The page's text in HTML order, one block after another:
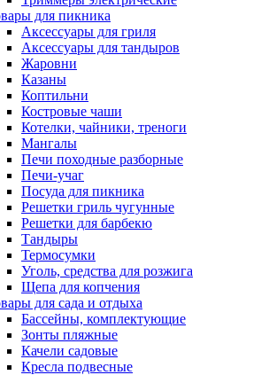
для пикника
Аксессуары для гриля
Аксессуары для тандыров
Жаровни
Казаны
Коптильни
Костровые чаши
Котелки, чайники, треноги
Мангалы
Печи походные разборные
Печи-учаг
Посуда для пикника
Решетки гриль чугунные
Решетки для барбекю
Тандыры
Термосумки
Уголь, средства для розжига
Щепа для копчения
для сада и отдыха
Бассейны, комплектующие
Зонты пляжные
Качели садовые
Кресла подвесные